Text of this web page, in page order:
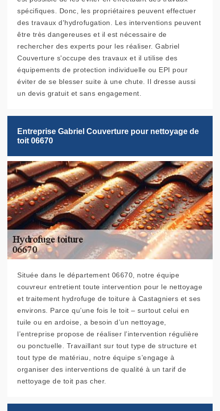
spécifiques. Donc, les propriétaires peuvent effectuer
des travaux d'hydrofugation. Les interventions peuvent
être très dangereuses et il est nécessaire de
rechercher des experts pour les réaliser. Gabriel
Couverture s'occupe des travaux et il utilise des
équipements de protection individuelle ou EPI pour
éviter de se blesser suite à une chute. Il dresse aussi
un devis gratuit et sans engagement.
Entreprise Gabriel Couverture pour nettoyage de
toit 06670
Située dans le département 06670, notre équipe
couvreur entretient toute intervention pour le nettoyage
et traitement hydrofuge de toiture à Castagniers et ses
environs. Parce qu’une fois le toit – surtout celui en
tuile ou en ardoise, a besoin d’un nettoyage,
l’entreprise propose de réaliser l’intervention régulière
ou ponctuelle. Travaillant sur tout type de structure et
tout type de matériau, notre équipe s’engage à
organiser des interventions de qualité à un tarif de
nettoyage de toit pas cher.